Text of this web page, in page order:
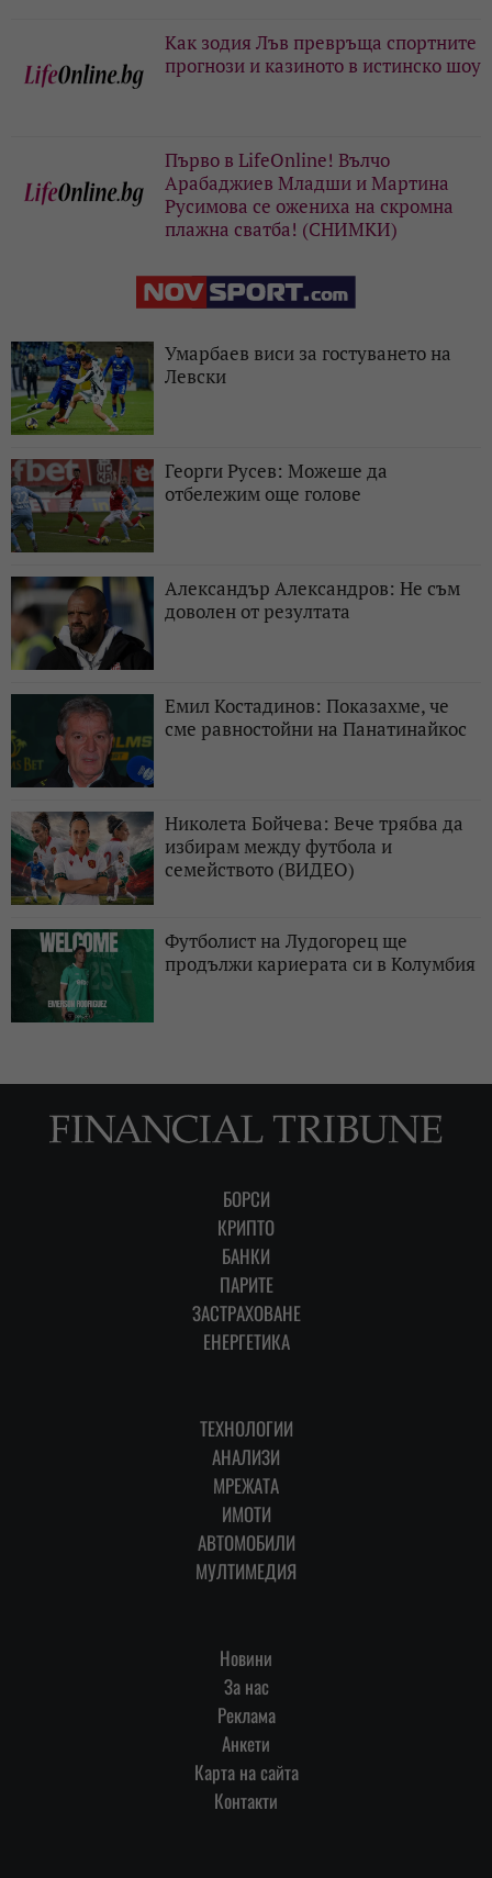
Как зодия Лъв превръща спортните
прогнози и казиното в истинско шоу
Първо в LifeOnline! Вълчо
Арабаджиев Младши и Мартина
Русимова сe oжениха на скромна
плажна сватба! (СНИМКИ)
Умарбаев виси за гостуването на
Левски
Георги Русев: Можеше да
отбележим още голове
Александър Александров: Не съм
доволен от резултата
Емил Костадинов: Показахме, че
сме равностойни на Панатинайкос
Николета Бойчева: Вече трябва да
избирам между футбола и
семейството (ВИДЕО)
Футболист на Лудогорец ще
продължи кариерата си в Колумбия
БОРСИ
КРИПТО
БАНКИ
ПАРИТЕ
ЗАСТРАХОВАНЕ
ЕНЕРГЕТИКА
ТЕХНОЛОГИИ
АНАЛИЗИ
МРЕЖАТА
ИМОТИ
АВТОМОБИЛИ
МУЛТИМЕДИЯ
Новини
За нас
Реклама
Анкети
Карта на сайта
Контакти